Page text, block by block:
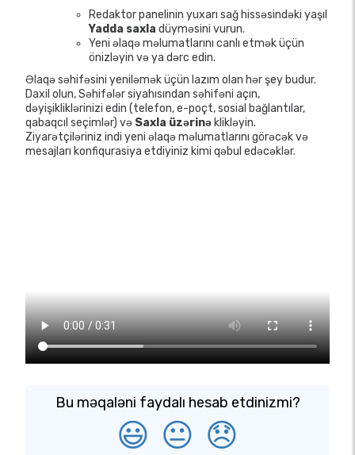
Redaktor panelinin yuxarı sağ hissəsindəki yaşıl
Yadda saxla düyməsini vurun.
Yeni əlaqə məlumatlarını canlı etmək üçün
önizləyin və ya dərc edin.
Əlaqə səhifəsini yeniləmək üçün lazım olan hər şey budur.
Daxil olun, Səhifələr siyahısından səhifəni açın,
dəyişikliklərinizi edin (telefon, e-poçt, sosial bağlantılar,
qabaqcıl seçimlər) və Saxla üzərinə klikləyin.
Ziyarətçiləriniz indi yeni əlaqə məlumatlarını görəcək və
mesajları konfiqurasiya etdiyiniz kimi qəbul edəcəklər.
Bu məqaləni faydalı hesab etdinizmi?
😃 😐 😞